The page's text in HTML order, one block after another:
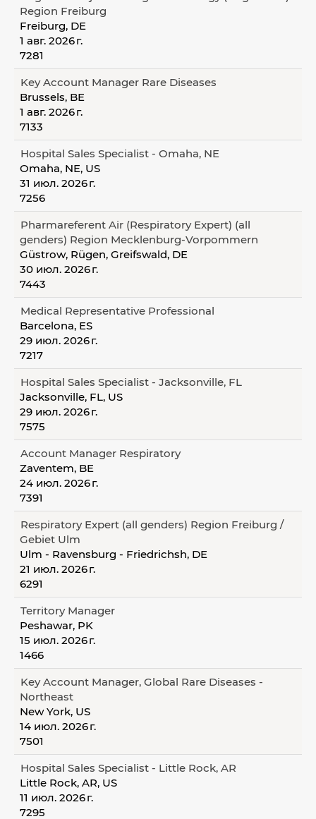
Region Freiburg
Freiburg, DE
1 авг. 2026 г.
7281
Key Account Manager Rare Diseases
Brussels, BE
1 авг. 2026 г.
7133
Hospital Sales Specialist - Omaha, NE
Omaha, NE, US
31 июл. 2026 г.
7256
Pharmareferent Air (Respiratory Expert) (all
genders) Region Mecklenburg-Vorpommern
Güstrow, Rügen, Greifswald, DE
30 июл. 2026 г.
7443
Medical Representative Professional
Barcelona, ES
29 июл. 2026 г.
7217
Hospital Sales Specialist - Jacksonville, FL
Jacksonville, FL, US
29 июл. 2026 г.
7575
Account Manager Respiratory
Zaventem, BE
24 июл. 2026 г.
7391
Respiratory Expert (all genders) Region Freiburg /
Gebiet Ulm
Ulm - Ravensburg - Friedrichsh, DE
21 июл. 2026 г.
6291
Territory Manager
Peshawar, PK
15 июл. 2026 г.
1466
Key Account Manager, Global Rare Diseases -
Northeast
New York, US
14 июл. 2026 г.
7501
Hospital Sales Specialist - Little Rock, AR
Little Rock, AR, US
11 июл. 2026 г.
7295